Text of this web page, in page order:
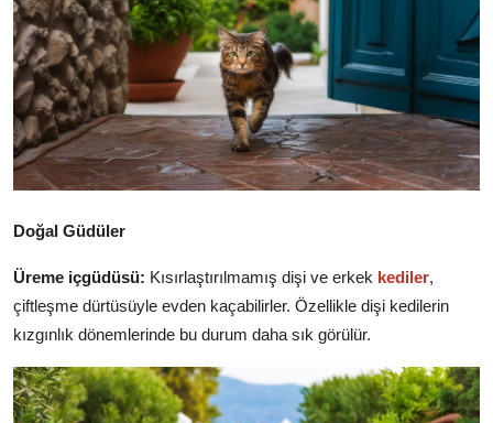
KEDİ DÜNYASI
KEDİ MAMASI
VETERİNERLER
Doğal Güdüler
Üreme içgüdüsü: Kısırlaştırılmamış dişi ve erkek kediler,
çiftleşme dürtüsüyle evden kaçabilirler. Özellikle dişi kedilerin
kızgınlık dönemlerinde bu durum daha sık görülür.